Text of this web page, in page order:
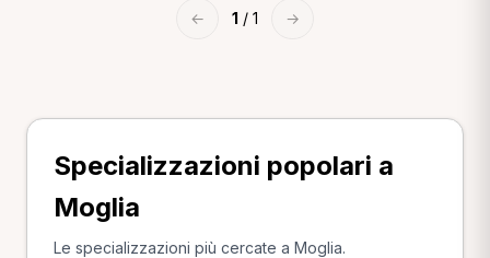
← 1 / 1 →
Specializzazioni popolari a
Moglia
Le specializzazioni più cercate a Moglia.